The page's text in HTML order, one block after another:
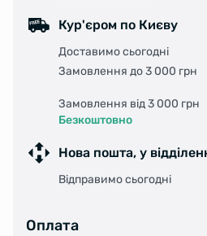
Кур'єром по Києву
Доставимо сьогодні
Замовлення до 3 000 грн
Замовлення від 3 000 грн
Безкоштовно
Нова пошта, у
Відправимо сьогодні
Оплата